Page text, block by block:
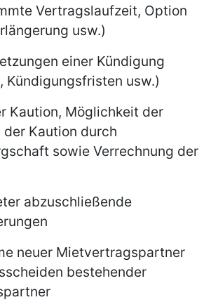
Vertragslaufzeit, Option
usw.)
einer Kündigung
Kündigungsfristen usw.)
Kaution, Möglichkeit der
der Kaution durch
sowie Verrechnung der
abzuschließende
neuer Mietvertragspartner
bestehender